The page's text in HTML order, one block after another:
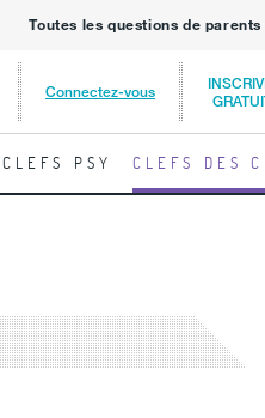
Toutes les questions de parents
Connectez-vous
CLEFS PSY CLEFS DES